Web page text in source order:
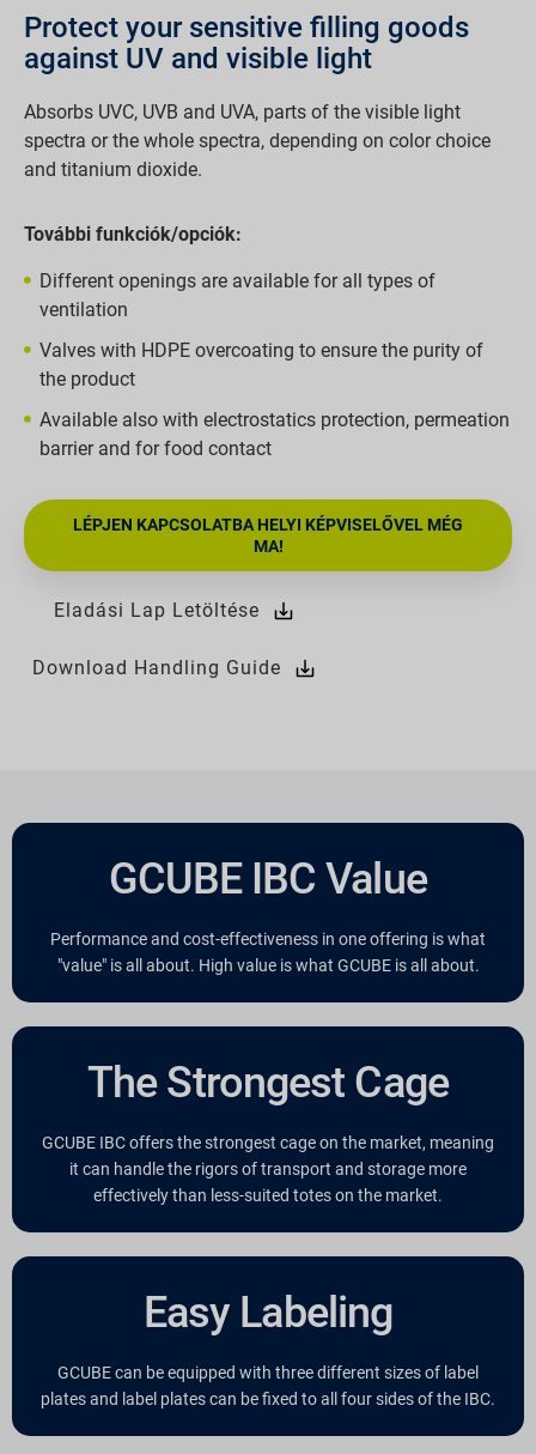
Protect your sensitive filling goods
against UV and visible light
Absorbs UVC, UVB and UVA, parts of the visible light
spectra or the whole spectra, depending on color choice
and titanium dioxide.
További funkciók/opciók:
Different openings are available for all types of
ventilation
Valves with HDPE overcoating to ensure the purity of
the product
Available also with electrostatics protection, permeation
barrier and for food contact
LÉPJEN KAPCSOLATBA HELYI KÉPVISELŐVEL MÉG
MA!
Eladási Lap Letöltése
Download Handling Guide
GCUBE IBC Value
Performance and cost-effectiveness in one offering is what
"value" is all about. High value is what GCUBE is all about.
The Strongest Cage
GCUBE IBC offers the strongest cage on the market, meaning
it can handle the rigors of transport and storage more
effectively than less-suited totes on the market.
Easy Labeling
GCUBE can be equipped with three different sizes of label
plates and label plates can be fixed to all four sides of the IBC.